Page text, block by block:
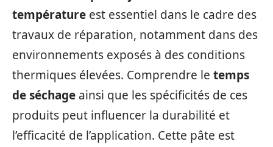
température est essentiel dans le cadre des
travaux de réparation, notamment dans des
environnements exposés à des conditions
thermiques élevées. Comprendre le temps
de séchage ainsi que les spécificités de ces
produits peut influencer la durabilité et
l’efficacité de l’application. Cette pâte est